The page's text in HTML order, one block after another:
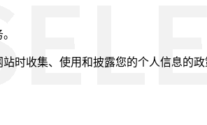
时收集、使用和披露您的个人信息的